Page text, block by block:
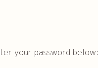
your password below: